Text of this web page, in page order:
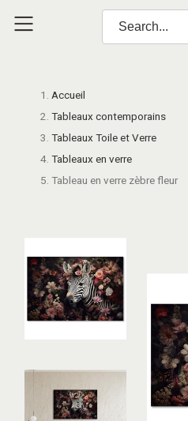
Accueil
Tableaux contemporains
Tableaux Toile et Verre
Tableaux en verre
Tableau en verre zèbre fleur